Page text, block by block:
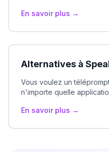
En savoir plus →
Alternatives à
Vous voulez un
n'importe quelle
En savoir plus →